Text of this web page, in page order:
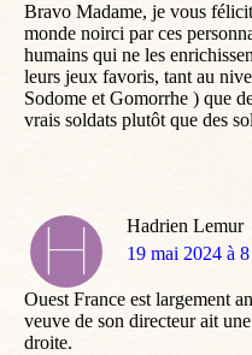
Bravo Madame, je vous
monde noirci par ces
humains qui ne les
leurs jeux favoris, tant au
Sodome et Gomorrhe ) que
vrais soldats plutôt que des
Hadrien Lemur
dit
19 mai 2024 à
Ouest France est largement
veuve de son directeur ait
droite.